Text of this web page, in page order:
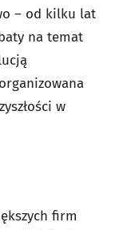
– od kilku lat
na temat
w
firm